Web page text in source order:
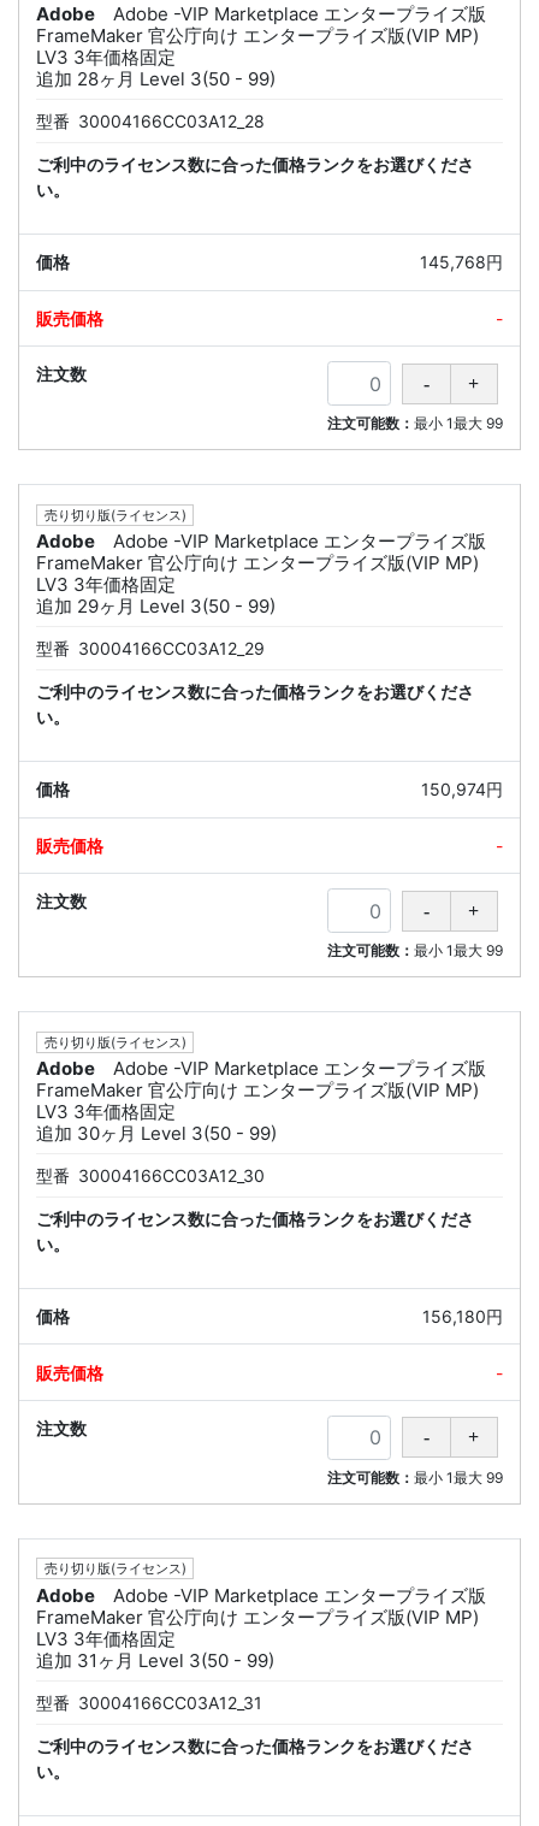
Adobe
Adobe -VIP Marketplace エンタープライズ版
FrameMaker 官公庁向け エンタープライズ版(VIP MP)
LV3 3年価格固定
追加 28ヶ月 Level 3(50 - 99)
型番 30004166CC03A12_28
ご利中のライセンス数に合った価格ランクをお選びくださ
い。
145,768円
-
注文可能数： 最小 1最大 99
売り切り版(ライセンス)
Adobe
Adobe -VIP Marketplace エンタープライズ版
FrameMaker 官公庁向け エンタープライズ版(VIP MP)
LV3 3年価格固定
追加 29ヶ月 Level 3(50 - 99)
型番 30004166CC03A12_29
ご利中のライセンス数に合った価格ランクをお選びくださ
い。
150,974円
-
注文可能数： 最小 1最大 99
売り切り版(ライセンス)
Adobe
Adobe -VIP Marketplace エンタープライズ版
FrameMaker 官公庁向け エンタープライズ版(VIP MP)
LV3 3年価格固定
追加 30ヶ月 Level 3(50 - 99)
型番 30004166CC03A12_30
ご利中のライセンス数に合った価格ランクをお選びくださ
い。
156,180円
-
注文可能数： 最小 1最大 99
売り切り版(ライセンス)
Adobe
Adobe -VIP Marketplace エンタープライズ版
FrameMaker 官公庁向け エンタープライズ版(VIP MP)
LV3 3年価格固定
追加 31ヶ月 Level 3(50 - 99)
型番 30004166CC03A12_31
ご利中のライセンス数に合った価格ランクをお選びくださ
い。